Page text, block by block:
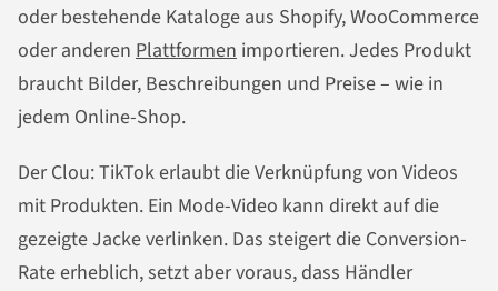
oder bestehende Kataloge aus Shopify, WooCommerce
oder anderen Plattformen importieren. Jedes Produkt
braucht Bilder, Beschreibungen und Preise – wie in
jedem Online-Shop.
Der Clou: TikTok erlaubt die Verknüpfung von Videos
mit Produkten. Ein Mode-Video kann direkt auf die
gezeigte Jacke verlinken. Das steigert die Conversion-
Rate erheblich, setzt aber voraus, dass Händler